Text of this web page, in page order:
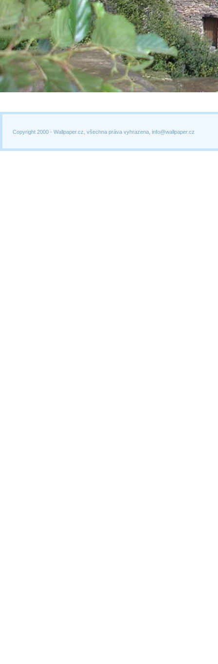
Copyright 2000 - Wallpaper.cz, všechna práva vyhrazena, info@wallpaper.cz